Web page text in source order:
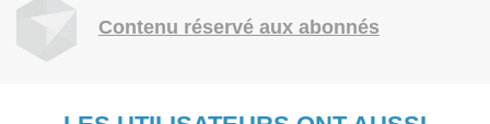
Contenu réservé aux abonnés